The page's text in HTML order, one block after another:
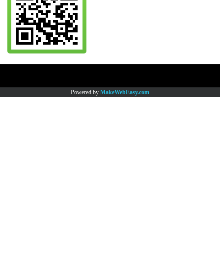
Powered by MakeWebEasy.com